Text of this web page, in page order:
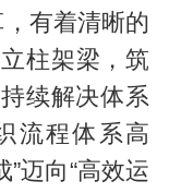
有着清晰的
柱架梁，筑
续解决体系
流程体系高
”迈向“高效运